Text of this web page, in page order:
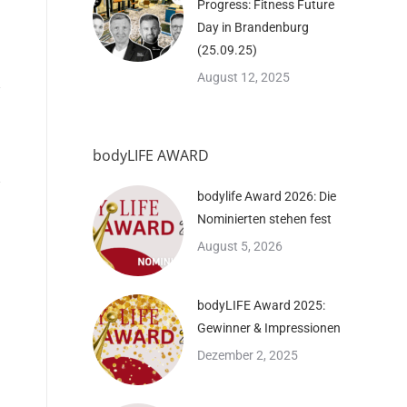
Progress: Fitness Future
Day in Brandenburg
(25.09.25)
August 12, 2025
bodyLIFE AWARD
bodylife Award 2026: Die
Nominierten stehen fest
August 5, 2026
bodyLIFE Award 2025:
Gewinner & Impressionen
Dezember 2, 2025